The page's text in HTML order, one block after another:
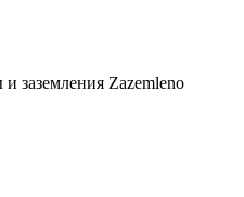
заземления Zazemleno